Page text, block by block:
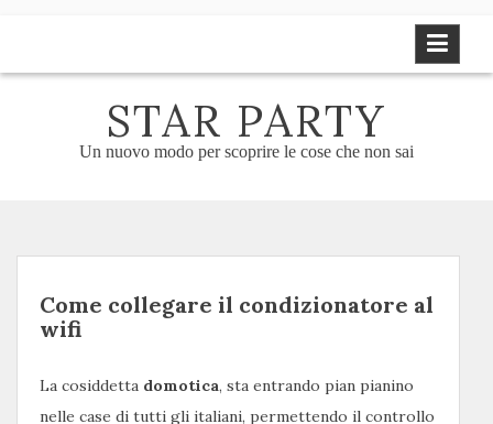
STAR PARTY
Un nuovo modo per scoprire le cose che non sai
Come collegare il condizionatore al
wifi
La cosiddetta domotica, sta entrando pian pianino
nelle case di tutti gli italiani, permettendo il controllo